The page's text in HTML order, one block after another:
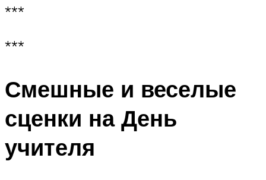
***
***
Смешные и веселые
сценки на День
учителя